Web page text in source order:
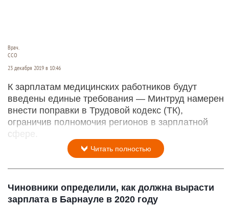
Врач.
CCO
23 декабря 2019 в 10:46
К зарплатам медицинских работников будут
введены единые требования — Минтруд намерен
внести поправки в Трудовой кодекс (ТК),
ограничив полномочия регионов в зарплатной
сфере.
Читать полностью
Чиновники определили, как должна вырасти
зарплата в Барнауле в 2020 году